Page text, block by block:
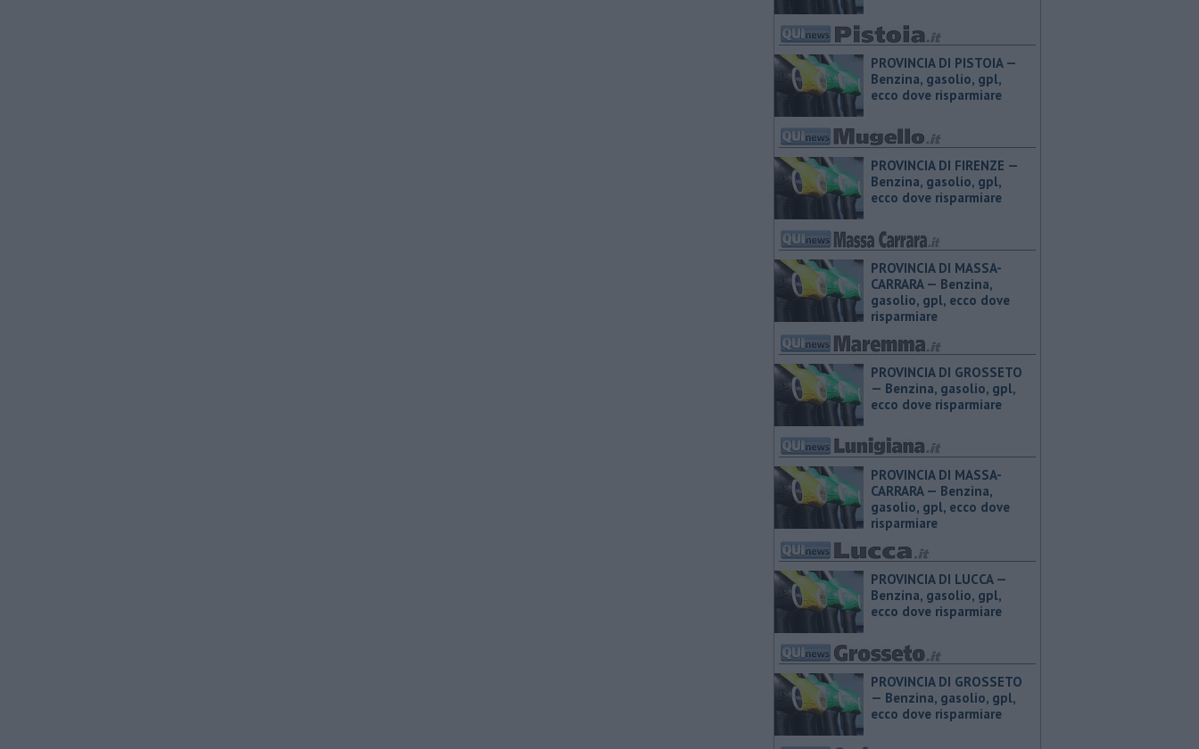
PROVINCIA DI PISTOIA — ​
Benzina, gasolio, gpl,
ecco dove risparmiare
PROVINCIA DI FIRENZE — ​
Benzina, gasolio, gpl,
ecco dove risparmiare
PROVINCIA DI MASSA-
CARRARA — ​Benzina,
gasolio, gpl, ecco dove
risparmiare
PROVINCIA DI GROSSETO
— ​Benzina, gasolio, gpl,
ecco dove risparmiare
PROVINCIA DI MASSA-
CARRARA — ​Benzina,
gasolio, gpl, ecco dove
risparmiare
PROVINCIA DI LUCCA — ​
Benzina, gasolio, gpl,
ecco dove risparmiare
PROVINCIA DI GROSSETO
— ​Benzina, gasolio, gpl,
ecco dove risparmiare